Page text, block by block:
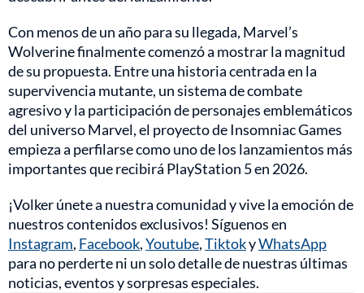
Con menos de un año para su llegada, Marvel’s
Wolverine finalmente comenzó a mostrar la magnitud
de su propuesta. Entre una historia centrada en la
supervivencia mutante, un sistema de combate
agresivo y la participación de personajes emblemáticos
del universo Marvel, el proyecto de Insomniac Games
empieza a perfilarse como uno de los lanzamientos más
importantes que recibirá PlayStation 5 en 2026.
¡Volker únete a nuestra comunidad y vive la emoción de
nuestros contenidos exclusivos! Síguenos en
Instagram, Facebook,Youtube,TiktokyWhatsApp
para no perderte ni un solo detalle de nuestras últimas
noticias, eventos y sorpresas especiales.